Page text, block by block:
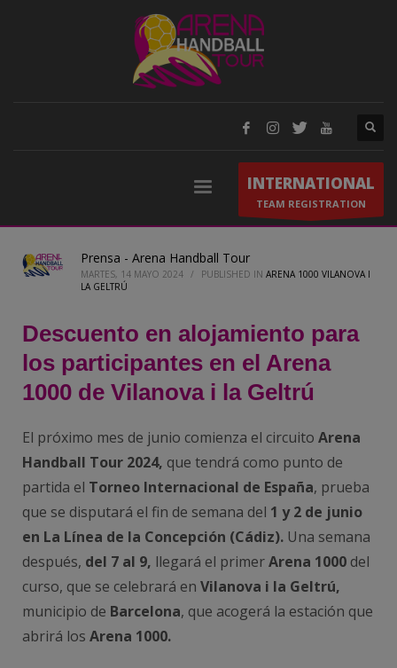
INTERNATIONAL
TEAM REGISTRATION
Prensa - Arena Handball Tour
MARTES, 14 MAYO 2024 / PUBLISHED IN ARENA 1000 VILANOVA I
LA GELTRÚ
Descuento en alojamiento para
los participantes en el Arena
1000 de Vilanova i la Geltrú
El próximo mes de junio comienza el circuito Arena
Handball Tour 2024, que tendrá como punto de
partida el Torneo Internacional de España, prueba
que se disputará el fin de semana del 1 y 2 de junio
en La Línea de la Concepción (Cádiz). Una semana
después, del 7 al 9, llegará el primerArena 1000 del
curso, que se celebrará en Vilanova i la Geltrú,
municipio de Barcelona, que acogerá la estación que
abrirá los Arena 1000.